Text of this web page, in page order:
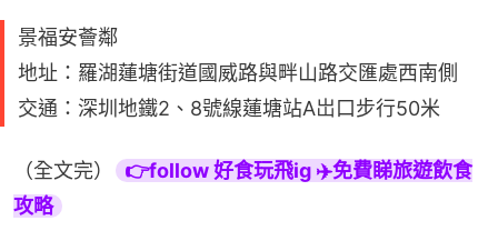
景福安薈鄰
地址：羅湖蓮塘街道國威路與畔山路交匯處西南側
交通：深圳地鐵2、8號線蓮塘站A岀口步行50米
（全文完）
👉follow 好食玩飛ig ✈️免費睇旅遊飲食
攻略